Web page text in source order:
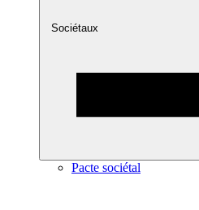
Sociétaux
Pacte sociétal